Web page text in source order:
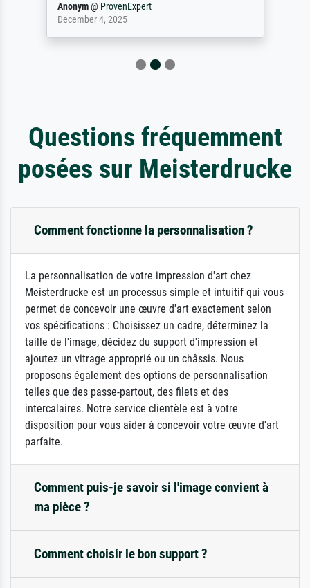
Anonym@ ProvenExpert
December 4, 2025
Questions fréquemment
posées sur Meisterdrucke
Comment fonctionne la personnalisation ?
La personnalisation de votre impression d'art chez
Meisterdrucke est un processus simple et intuitif qui vous
permet de concevoir une œuvre d'art exactement selon
vos spécifications : Choisissez un cadre, déterminez la
taille de l'image, décidez du support d'impression et
ajoutez un vitrage approprié ou un châssis. Nous
proposons également des options de personnalisation
telles que des passe-partout, des filets et des
intercalaires. Notre service clientèle est à votre
disposition pour vous aider à concevoir votre œuvre d'art
parfaite.
Comment puis-je savoir si l'image convient à
ma pièce ?
Comment choisir le bon support ?